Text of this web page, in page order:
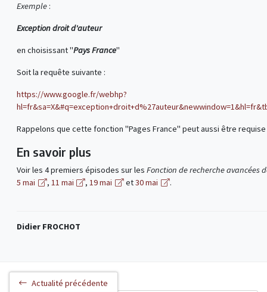
Exemple :
Exception droit d'auteur
en choisissant "Pays France"
Soit la requête suivante :
https://www.google.fr/webhp?
Rappelons que cette fonction "Pages France" peut aussi être
En savoir plus
Voir les 4 premiers épisodes sur les Fonction de recherche avancées
5 mai
, 11 mai ,19 mai et30 mai .
Didier FROCHOT
Actualité précédente